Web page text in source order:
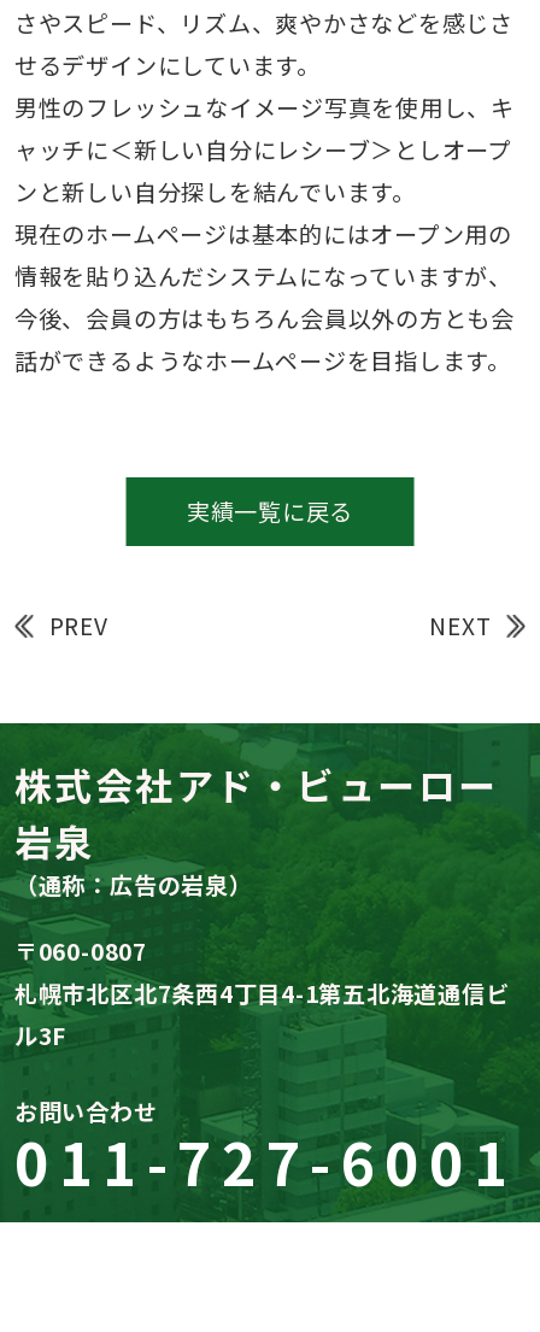
さやスピード、リズム、爽やかさなどを感じさ
せるデザインにしています。
男性のフレッシュなイメージ写真を使用し、キ
ャッチに＜新しい自分にレシーブ＞としオープ
ンと新しい自分探しを結んでいます。
現在のホームページは基本的にはオープン用の
情報を貼り込んだシステムになっていますが、
今後、会員の方はもちろん会員以外の方とも会
話ができるようなホームページを目指します。
PREV
実績一覧に戻る
NEXT
株式会社アド・ビューロー
岩泉
（通称：広告の岩泉）
〒060-0807
札幌市北区北7条西4丁目4-1第五北海道通信ビ
ル3F
お問い合わせ
011-727-6001